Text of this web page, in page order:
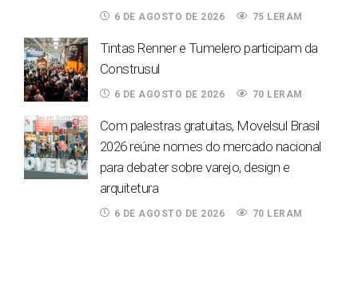
6 DE AGOSTO DE 2026 75 LERAM
Tintas Renner e Tumelero participam da
Construsul
6 DE AGOSTO DE 2026 70 LERAM
Com palestras gratuitas, Movelsul Brasil
2026 reúne nomes do mercado nacional
para debater sobre varejo, design e
arquitetura
6 DE AGOSTO DE 2026 70 LERAM